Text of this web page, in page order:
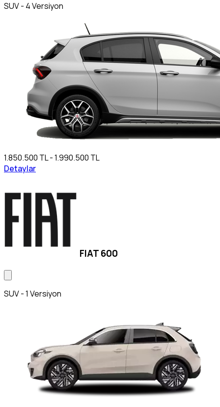
SUV - 4 Versiyon
1.850.500 TL - 1.990.500 TL
Detaylar
FIAT 600
SUV - 1 Versiyon